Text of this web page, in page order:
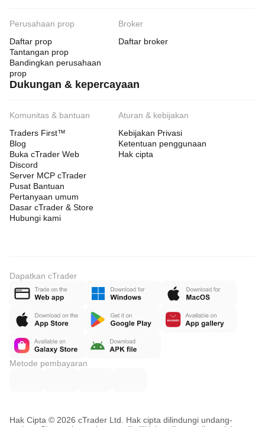
Perusahaan prop
Daftar prop
Tantangan prop
Bandingkan perusahaan
prop
Broker
Daftar broker
Dukungan & kepercayaan
Komunitas & bantuan
Traders First™
Blog
Buka cTrader Web
Discord
Server MCP cTrader
Pusat Bantuan
Pertanyaan umum
Dasar cTrader & Store
Hubungi kami
Aturan & kebijakan
Kebijakan Privasi
Ketentuan penggunaan
Hak cipta
Dapatkan cTrader
Metode pembayaran
Hak Cipta © 2026 cTrader Ltd. Hak cipta dilindungi undang-